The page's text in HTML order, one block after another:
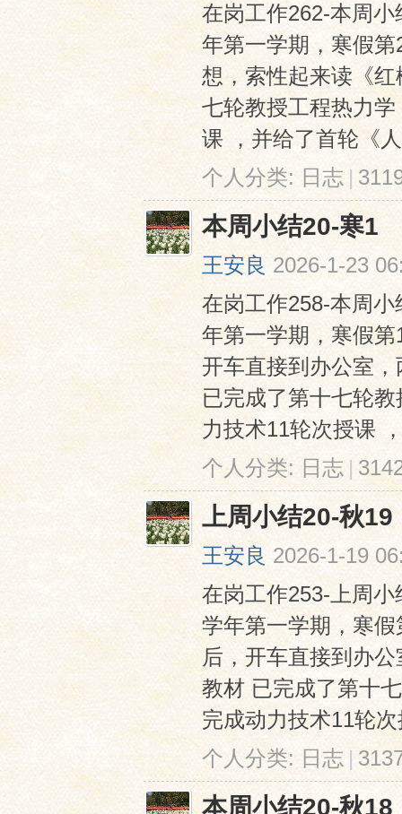
在岗工作262-本周
年第一学期，寒假
想，索性起来读《
七轮教授工程热力
课 ，并给了首轮《
个人分类: 日志 |
本周小结20-寒1
王安良 2026-1-23
在岗工作258-本周
年第一学期，寒假
开车直接到办公室
已完成了第十七轮
力技术11轮次授课
个人分类: 日志 |
上周小结20-秋19
王安良 2026-1-19
在岗工作253-上周
学年第一学期，寒
后，开车直接到办
教材 已完成了第十
完成动力技术11轮
个人分类: 日志 |
本周小结20-秋18